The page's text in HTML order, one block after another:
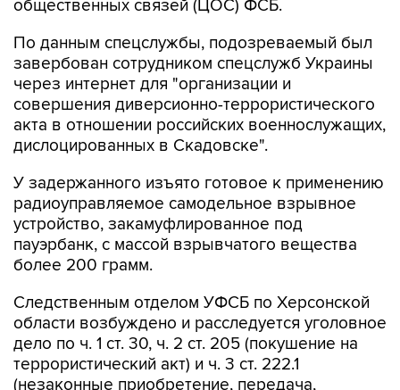
общественных связей (ЦОС) ФСБ.
По данным спецслужбы, подозреваемый был
завербован сотрудником спецслужб Украины
через интернет для "организации и
совершения диверсионно-террористического
акта в отношении российских военнослужащих,
дислоцированных в Скадовске".
У задержанного изъято готовое к применению
радиоуправляемое самодельное взрывное
устройство, закамуфлированное под
пауэрбанк, с массой взрывчатого вещества
более 200 грамм.
Следственным отделом УФСБ по Херсонской
области возбуждено и расследуется уголовное
дело по ч. 1 ст. 30, ч. 2 ст. 205 (покушение на
террористический акт) и ч. 3 ст. 222.1
(незаконные приобретение, передача,